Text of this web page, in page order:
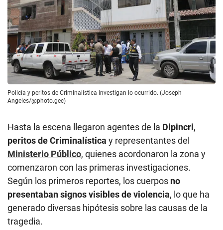
Policía y peritos de Criminalística investigan lo ocurrido. (Joseph
Angeles/@photo.gec)
Hasta la escena llegaron agentes de la Dipincri,
peritos de Criminalística y representantes del
Ministerio Público, quienes acordonaron la zona y
comenzaron con las primeras investigaciones.
Según los primeros reportes, los cuerpos no
presentaban signos visibles de violencia, lo que ha
generado diversas hipótesis sobre las causas de la
tragedia.